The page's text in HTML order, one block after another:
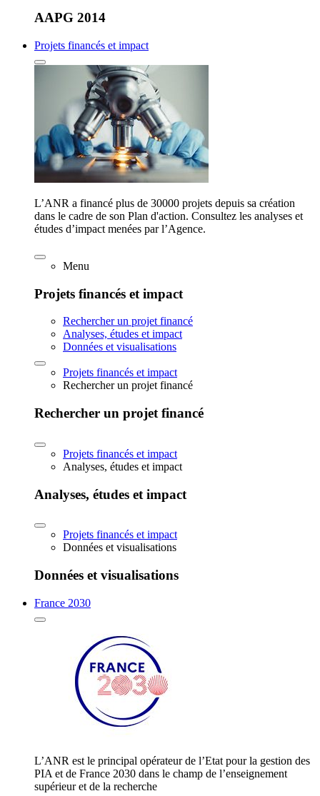
AAPG 2014
Projets financés et impact
L’ANR a financé plus de 30000 projets depuis sa création
dans le cadre de son Plan d'action. Consultez les analyses et
études d’impact menées par l’Agence.
Menu
Projets financés et impact
Rechercher un projet financé
Analyses, études et impact
Données et visualisations
Projets financés et impact
Rechercher un projet financé
Rechercher un projet financé
Projets financés et impact
Analyses, études et impact
Analyses, études et impact
Projets financés et impact
Données et visualisations
Données et visualisations
France 2030
L’ANR est le principal opérateur de l’Etat pour la gestion des
PIA et de France 2030 dans le champ de l’enseignement
supérieur et de la recherche